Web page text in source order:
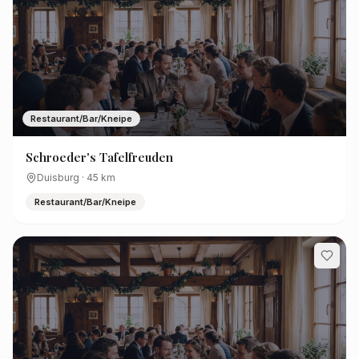
Restaurant/Bar/Kneipe
Schroeder's Tafelfreuden
Duisburg · 45 km
Restaurant/Bar/Kneipe